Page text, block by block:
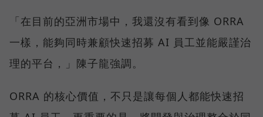
「在目前的亞洲市場中，我還沒有看到像 ORRA
一樣，能夠同時兼顧快速招募 AI 員工並能嚴謹治
理的平台，」陳子龍強調。
ORRA 的核心價值，不只是讓每個人都能快速招